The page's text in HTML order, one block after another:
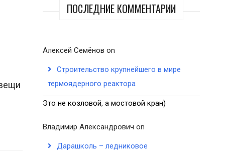
ПОСЛЕДНИЕ КОММЕНТАРИИ
Алексей Семёнов on
Строительство крупнейшего в мире
термоядерного реактора
Это не козловой, а мостовой кран)
Владимир Александрович on
Дарашколь – ледниковое